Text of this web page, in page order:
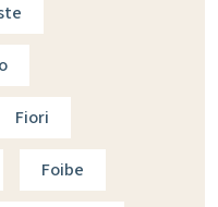
Fiori
Foibe